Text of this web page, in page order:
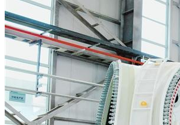
投资分析 发展规划
监测预测
文库下载